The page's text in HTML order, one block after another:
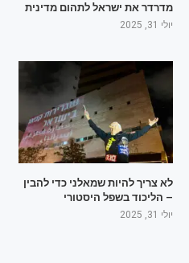
מדרדר את ישראל לתהום מדינית
יולי 31, 2025
לא צריך להיות שמאלני כדי להבין
– הליכוד בשפל היסטורי
יולי 31, 2025